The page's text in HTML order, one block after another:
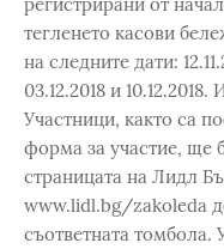
тегленето касови
на следните дати:
03.12.2018 и
Участници, както са
форма за участие, ще
страницата на Лидл
www.lidl.bg/zakoleda
съответната томбола.